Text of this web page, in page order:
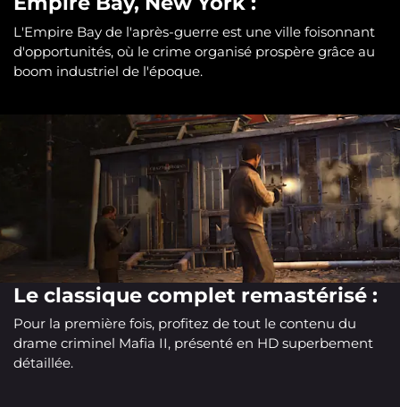
L'Empire Bay de l'après-guerre est une ville foisonnant
d'opportunités, où le crime organisé prospère grâce au
boom industriel de l'époque.
Le classique complet remastérisé :
Pour la première fois, profitez de tout le contenu du
drame criminel Mafia II, présenté en HD superbement
détaillée.